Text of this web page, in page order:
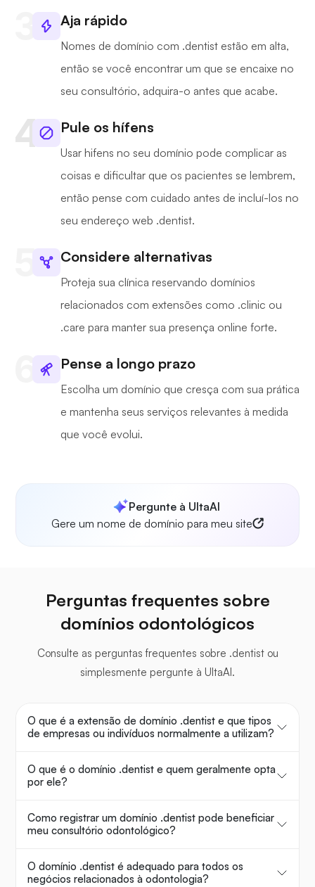
Aja rápido
Nomes de domínio com .dentist estão em alta,
então se você encontrar um que se encaixe no
seu consultório, adquira-o antes que acabe.
Pule os hífens
Usar hifens no seu domínio pode complicar as
coisas e dificultar que os pacientes se lembrem,
então pense com cuidado antes de incluí-los no
seu endereço web .dentist.
Considere alternativas
Proteja sua clínica reservando domínios
relacionados com extensões como .clinic ou
.care para manter sua presença online forte.
Pense a longo prazo
Escolha um domínio que cresça com sua prática
e mantenha seus serviços relevantes à medida
que você evolui.
Pergunte à UltaAI
Gere um nome de domínio para meu site
Perguntas frequentes sobre
domínios odontológicos
Consulte as perguntas frequentes sobre .dentist ou
simplesmente pergunte à UltaAI.
O que é a extensão de domínio .dentist e que tipos
de empresas ou indivíduos normalmente a utilizam?
O que é o domínio .dentist e quem geralmente opta
por ele?
Como registrar um domínio .dentist pode beneficiar
meu consultório odontológico?
O domínio .dentist é adequado para todos os
negócios relacionados à odontologia?